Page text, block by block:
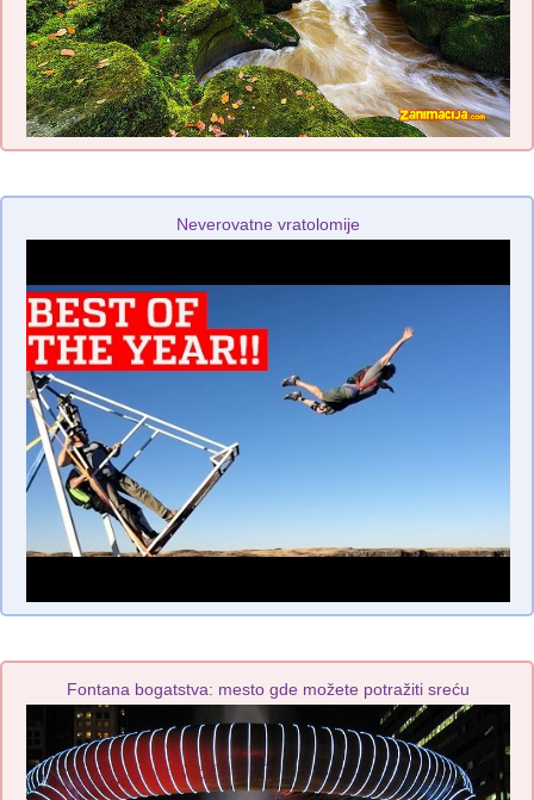
Neverovatne vratolomije
Fontana bogatstva: mesto gde možete potražiti sreću